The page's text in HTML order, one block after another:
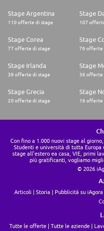
Stage Argentina
110 offerte di stage
Stage
107
Stage Corea
77 offerte di stage
Stage
76 offerte
Stage Irlanda
39 offerte di stage
Stage
36 offerte
Stage Grecia
20 offerte di stage
Stage
16 offerte
Con fino a 1.000 nuovi stage al
Studenti e università di tutta
stage all'estero ea casa, VIE, primi
più gratificanti, vogliamo
© 2026
Articoli Storia Pubblicità su iAgora
Tutte le offerte Tutte le aziende